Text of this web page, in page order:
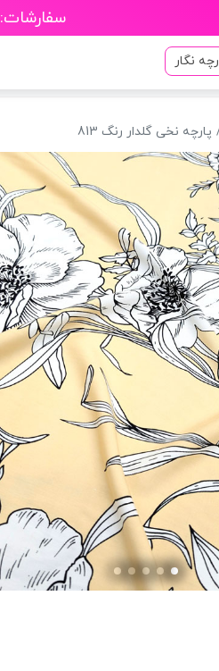
سفارشات: ۰۹۱۲۳۳۳۳۴۲۰ (از ۱۰/۳۰ الی ۲۰/۳۰)
نگار
پارچه نخی گلدار رنگ 813